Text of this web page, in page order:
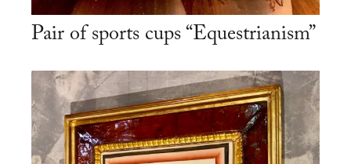
Pair of sports cups “Equestrianism”